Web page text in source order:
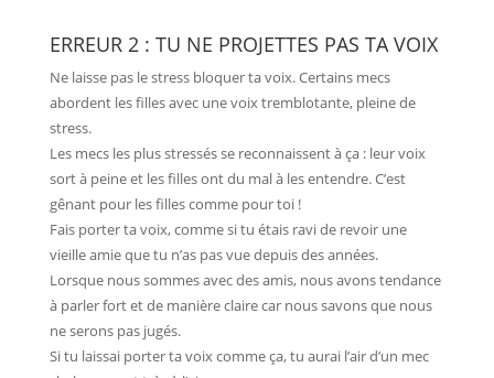
ERREUR 2 : TU NE PROJETTES PAS TA VOIX
Ne laisse pas le stress bloquer ta voix. Certains mecs
abordent les filles avec une voix tremblotante, pleine de
stress.
Les mecs les plus stressés se reconnaissent à ça : leur voix
sort à peine et les filles ont du mal à les entendre. C’est
gênant pour les filles comme pour toi !
Fais porter ta voix, comme si tu étais ravi de revoir une
vieille amie que tu n’as pas vue depuis des années.
Lorsque nous sommes avec des amis, nous avons tendance
à parler fort et de manière claire car nous savons que nous
ne serons pas jugés.
Si tu laissai porter ta voix comme ça, tu aurai l’air d’un mec